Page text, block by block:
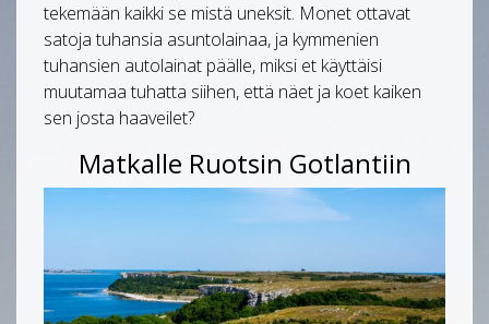
tekemään kaikki se mistä uneksit. Monet ottavat
satoja tuhansia asuntolainaa, ja kymmenien
tuhansien autolainat päälle, miksi et käyttäisi
muutamaa tuhatta siihen, että näet ja koet kaiken
sen josta haaveilet?
Matkalle Ruotsin Gotlantiin